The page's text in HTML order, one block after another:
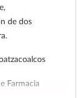
de dos
Farmacia